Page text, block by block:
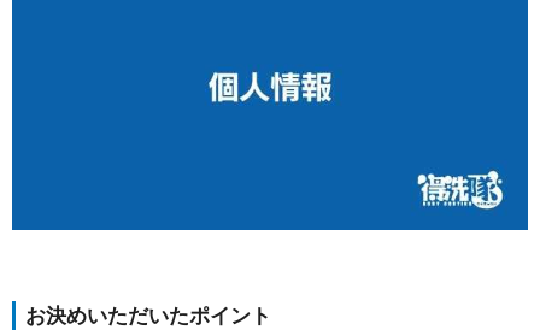
お決めいただいたポイント